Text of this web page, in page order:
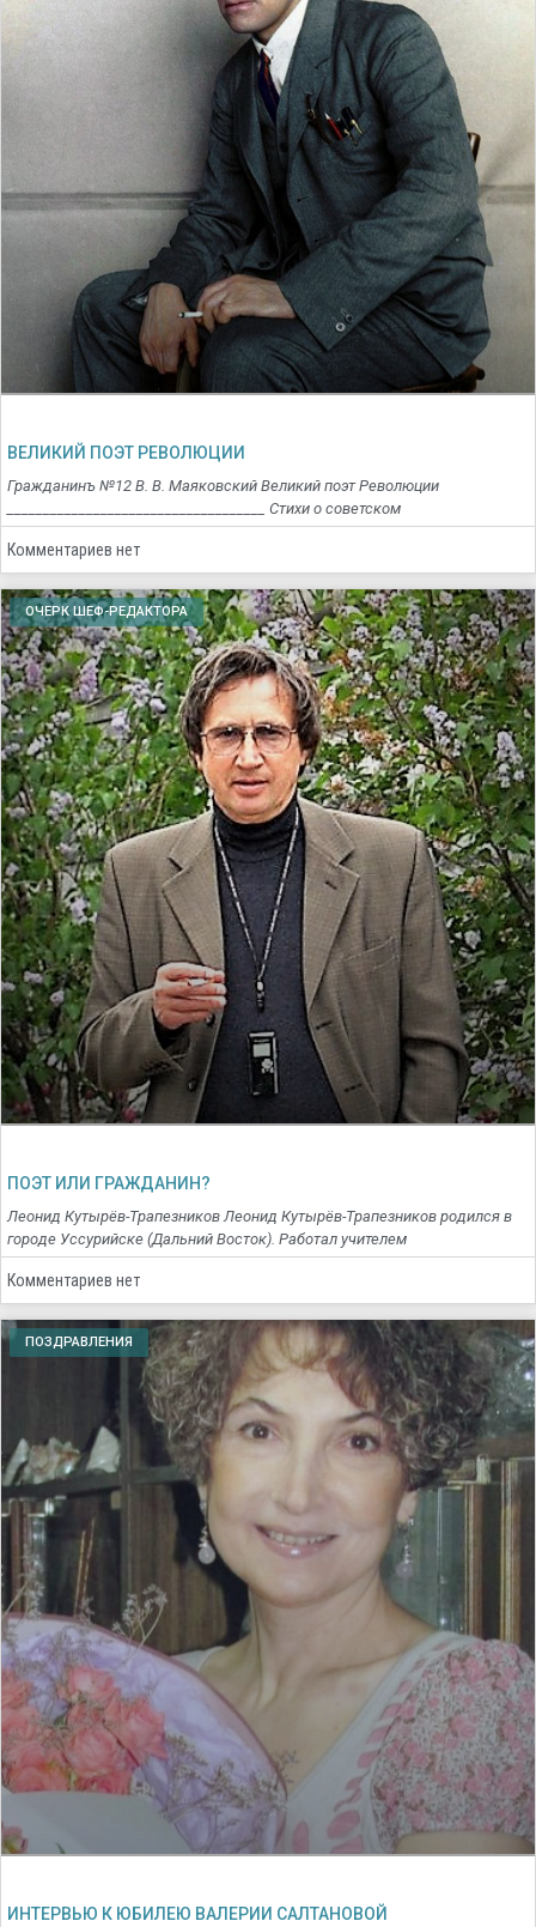
ВЕЛИКИЙ ПОЭТ РЕВОЛЮЦИИ
Гражданинъ №12 В. В. Маяковский Великий поэт Революции
____________________________________ Стихи о советском
Комментариев нет
ОЧЕРК ШЕФ-РЕДАКТОРА
ПОЭТ ИЛИ ГРАЖДАНИН?
Леонид Кутырёв-Трапезников Леонид Кутырёв-Трапезников родился в
городе Уссурийске (Дальний Восток). Работал учителем
Комментариев нет
ПОЗДРАВЛЕНИЯ
ИНТЕРВЬЮ К ЮБИЛЕЮ ВАЛЕРИИ САЛТАНОВОЙ